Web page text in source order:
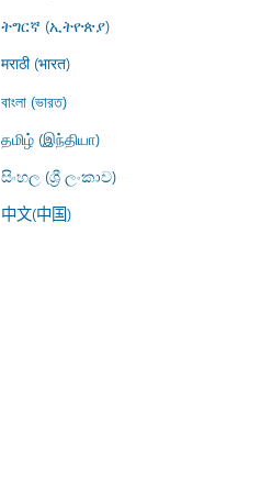
ትግርኛ (ኢትዮጵያ)
मराठी (भारत)
বাংলা (ভারত)
தமிழ் (இந்தியா)
සිංහල (ශ්‍රී ලංකාව)
中文(中国)